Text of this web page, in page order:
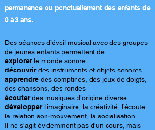
permanence ou ponctuellement des enfants de
0 à 3 ans.
Des séances d’éveil musical avec des groupes
de jeunes enfants permettent de :
explorerle monde sonore
découvrirdes instruments et objets sonores
apprendre des comptines, des jeux de doigts,
des chansons, des rondes
écouterdes musiques d'origine diverse
développerl'imaginaire, la créativité, l’écoute
la relation son-mouvement, la socialisation.
Il ne s'agit évidemment pas d'un cours, mais